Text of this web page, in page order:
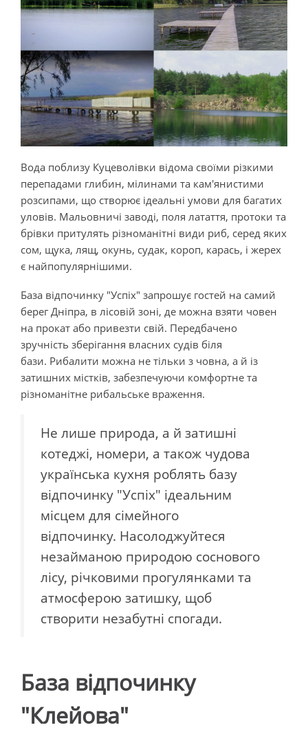
Вода поблизу Куцеволівки відома своїми різкими
перепадами глибин, мілинами та кам'янистими
розсипами, що створює ідеальні умови для багатих
уловів. Мальовничі заводі, поля латаття, протоки та
брівки притулять різноманітні види риб, серед яких
сом, щука, лящ, окунь, судак, короп, карась, і жерех
є найпопулярнішими.
База відпочинку "Успіх" запрошує гостей на самий
берег Дніпра, в лісовій зоні, де можна взяти човен
на прокат або привезти свій. Передбачено
зручність зберігання власних судів біля
бази. Рибалити можна не тільки з човна, а й із
затишних містків, забезпечуючи комфортне та
різноманітне рибальське враження.
Не лише природа, а й затишні
котеджі, номери, а також чудова
українська кухня роблять базу
відпочинку "Успіх" ідеальним
місцем для сімейного
відпочинку. Насолоджуйтеся
незайманою природою соснового
лісу, річковими прогулянками та
атмосферою затишку, щоб
створити незабутні спогади.
База відпочинку
"Клейова"